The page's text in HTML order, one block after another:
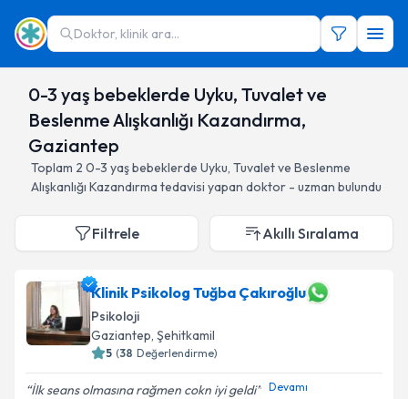
Doktor, klinik ara...
0-3 yaş bebeklerde Uyku, Tuvalet ve
Beslenme Alışkanlığı Kazandırma,
Gaziantep
Toplam 2 0-3 yaş bebeklerde Uyku, Tuvalet ve Beslenme
Alışkanlığı Kazandırma tedavisi yapan doktor - uzman bulundu
Filtrele Akıllı Sıralama
Klinik Psikolog Tuğba Çakıroğlu
Psikoloji
Gaziantep, Şehitkamil
5 (38 Değerlendirme)
İlk seans olmasına rağmen cokn iyi geldi Devamı